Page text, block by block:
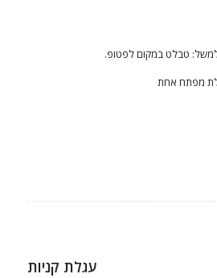
טבלט במקום לפטופ.
מפתח אחת
עגלת קניות